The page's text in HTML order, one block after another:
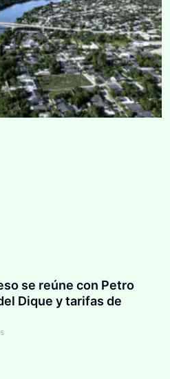
se reúne con Petro
Dique y tarifas de